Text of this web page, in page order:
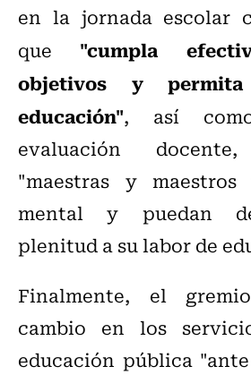
en la jornada escolar
que "cumpla
objetivos y
educación", así
evaluación
"maestras y
mental y puedan
plenitud a su labor de
Finalmente, el
cambio en los
educación pública